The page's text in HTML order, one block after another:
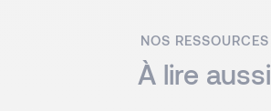
NOS RESSOURCES
À lire aussi